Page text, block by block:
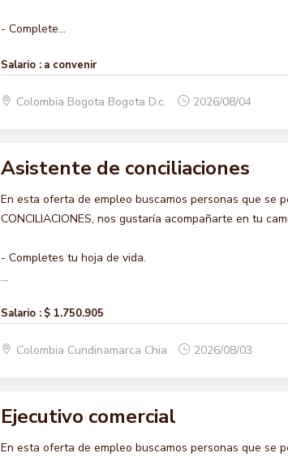
- Complete...
Salario : a convenir
Colombia Bogota Bogota D.c. 2026/08/04
Asistente de conciliaciones
En esta oferta de empleo buscamos personas que se
CONCILIACIONES, nos gustaría acompañarte en tu
- Completes tu hoja de vida.
...
Salario : $ 1.750.905
Colombia Cundinamarca Chia 2026/08/03
Ejecutivo comercial
En esta oferta de empleo buscamos personas que se